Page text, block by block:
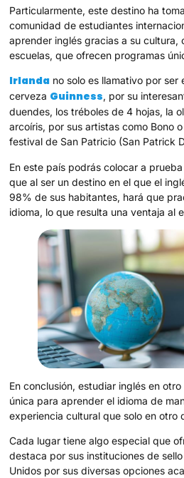
Particularmente, este destino ha
comunidad de estudiantes
aprender inglés gracias a su cultura,
escuelas, que ofrecen programas
Irlanda no solo es llamativo por ser
cerveza Guinness, por su
duendes, los tréboles de 4 hojas, la
arcoíris, por sus artistas como Bono
festival de San Patricio (San Patrick
En este país podrás colocar a
que al ser un destino en el que el
98% de sus habitantes, hará que
idioma, lo que resulta una ventaja al
En conclusión, estudiar inglés en
única para aprender el idioma de
experiencia cultural que solo en otro
Cada lugar tiene algo especial que
destaca por sus instituciones de
Unidos por sus diversas opciones